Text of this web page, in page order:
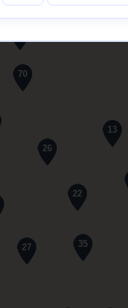
35
70
27
26
22
13